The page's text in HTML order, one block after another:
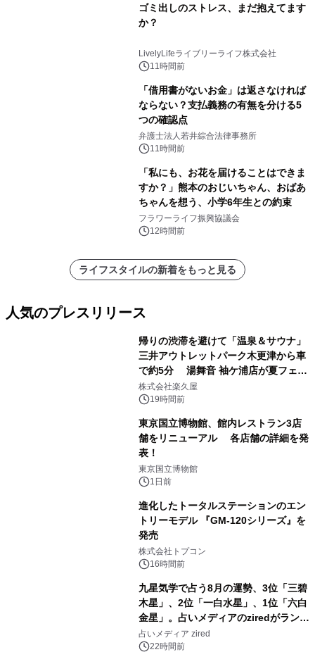
ゴミ出しのストレス、まだ抱えてます
か？
LivelyLifeライブリーライフ株式会社
11時間前
「借用書がないお金」は返さなければ
ならない？支払義務の有無を分ける5
つの確認点
弁護士法人若井綜合法律事務所
11時間前
「私にも、お花を届けることはできま
すか？」熊本のおじいちゃん、おばあ
ちゃんを想う、小学6年生との約束
フラワーライフ振興協議会
12時間前
ライフスタイルの新着をもっと見る
人気のプレスリリース
帰りの渋滞を避けて「温泉＆サウナ」
三井アウトレットパーク木更津から車
で約5分 湯舞音 袖ケ浦店が夏フェア
メニューを提供
株式会社楽久屋
19時間前
東京国立博物館、館内レストラン3店
舗をリニューアル 各店舗の詳細を発
表！
東京国立博物館
1日前
進化したトータルステーションのエン
トリーモデル 『GM-120シリーズ』を
発売
株式会社トプコン
16時間前
九星気学で占う8月の運勢、3位「三碧
木星」、2位「一白水星」、1位「六白
金星」。占いメディアのziredがランキ
ングを発表
占いメディア zired
22時間前